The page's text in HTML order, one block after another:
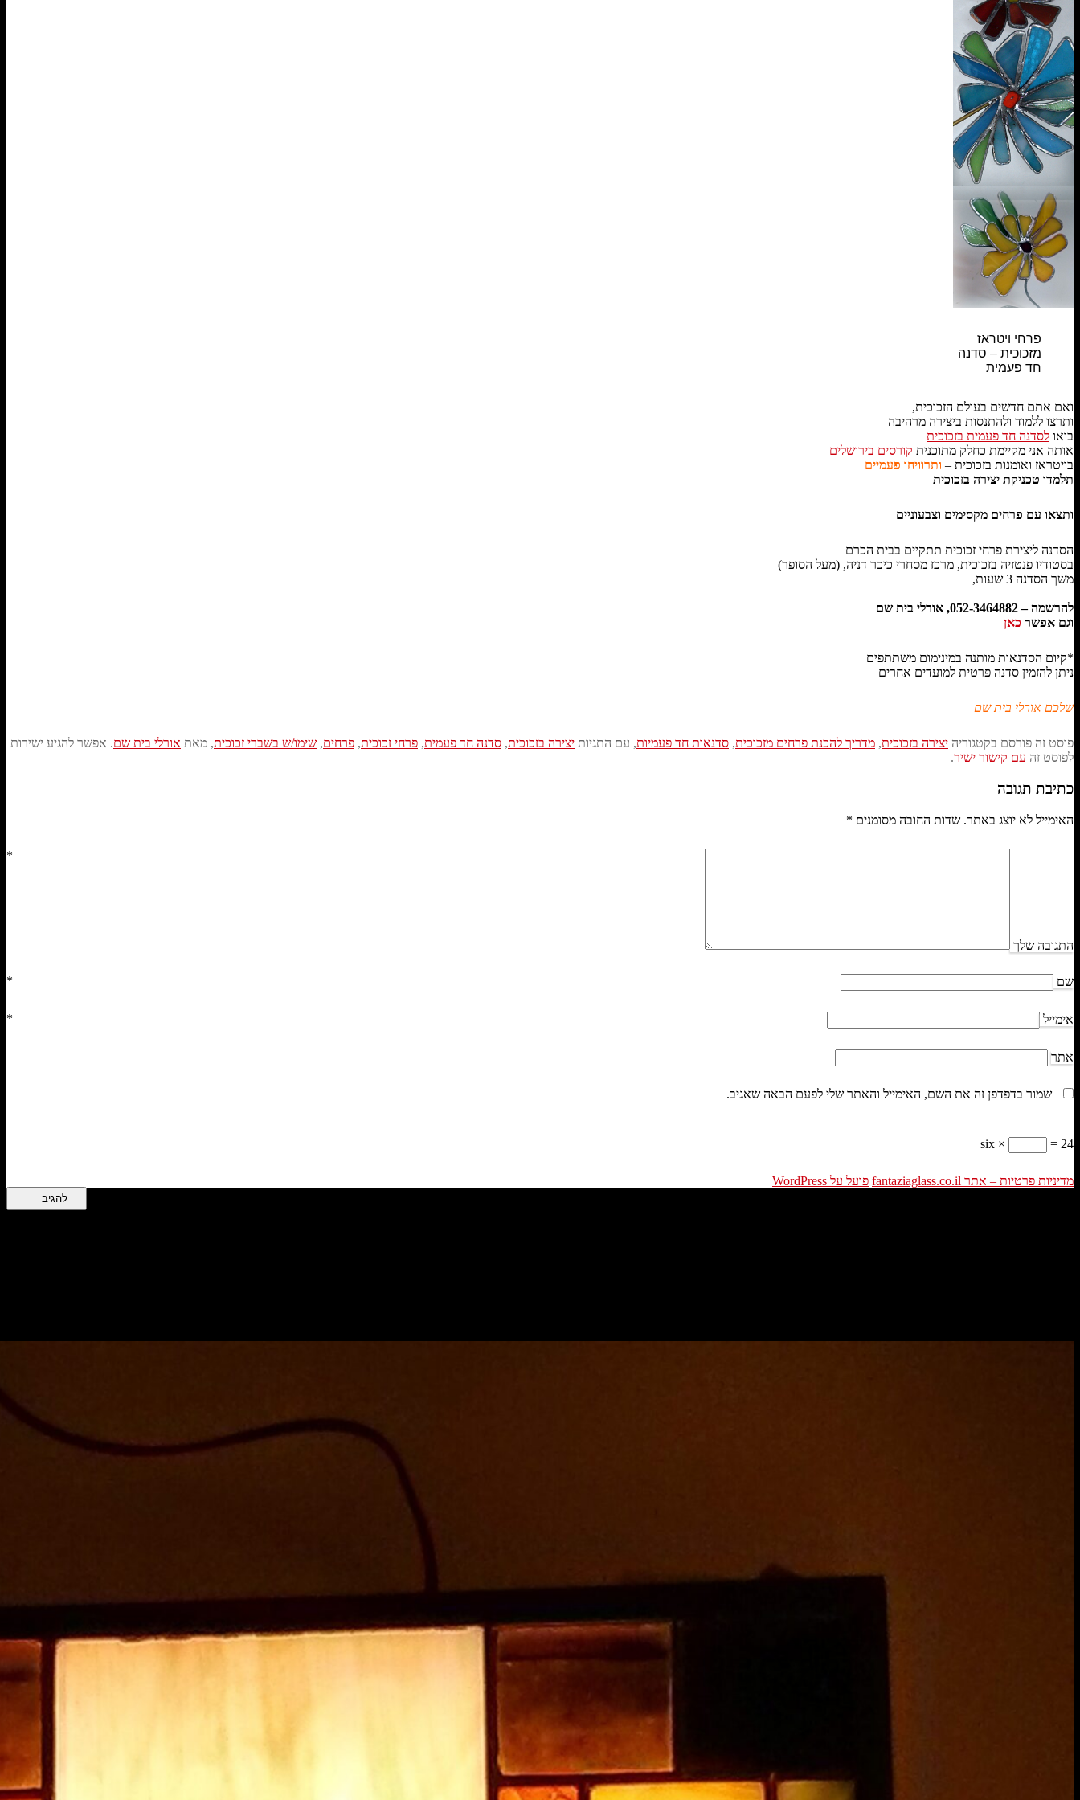
פרחי ויטראז
מזכוכית – סדנה
חד פעמית
ואם אתם חדשים בעולם הזכוכית,
ותרצו ללמוד ולהתנסות ביצירה מרהיבה
בואו לסדנה חד פעמית בזכוכית
אותה אני מקיימת כחלק מתוכנית קורסים בירושלים
בויטראז ואומנות בזכוכית – ותרוויחו פעמיים
תלמדו טכניקת יצירה בזכוכית
ותצאו עם פרחים מקסימים וצבעוניים
הסדנה ליצירת פרחי זכוכית תתקיים בבית הכרם
בסטודיו פנטזיה בזכוכית, מרכז מסחרי כיכר דניה, (מעל הסופר)
משך הסדנה 3 שעות,
להרשמה – 052-3464882, אורלי בית שם
וגם אפשר כאן
*קיום הסדנאות מותנה במינימום משתתפים
ניתן להזמין סדנה פרטית למועדים אחרים
שלכם אורלי בית שם
פוסט זה פורסם בקטגוריה יצירה בזכוכית, מדריך להכנת פרחים מזכוכית, סדנאות חד פעמיות, עם התגיות יצירה בזכוכית, סדנה חד פעמית, פרחי זכוכית, פרחים, שימו/ש בשברי זכוכית, מאת אורלי בית שם. אפשר להגיע ישירות
לפוסט זה עם קישור ישיר.
כתיבת תגובה
האימייל לא יוצג באתר. שדות החובה מסומנים *
התגובה שלך
*
שם *
אימייל *
אתר
שמור בדפדפן זה את השם, האימייל והאתר שלי לפעם הבאה שאגיב.
six × = 24
מדיניות פרטיות – אתר fantaziaglass.co.il פועל על WordPress